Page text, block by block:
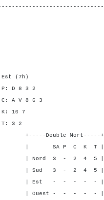
8 3 2
8 6 3
10 7
3 2
+
C K T |
- 2 4 5 |
3 - 2 4 5 |
- - - - - |
- - - - - |